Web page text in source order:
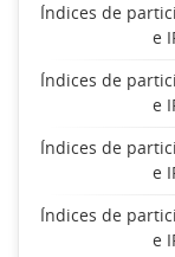
Índices de
e
Índices de
e
Índices de
e
Índices de
e